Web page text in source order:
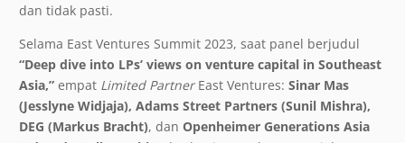
dan tidak pasti.
Selama East Ventures Summit 2023, saat panel berjudul
“Deep dive into LPs’ views on venture capital in Southeast
Asia,” empat Limited PartnerEast Ventures: Sinar Mas
(Jesslyne Widjaja), Adams Street Partners (Sunil Mishra),
DEG (Markus Bracht), dan Openheimer Generations Asia